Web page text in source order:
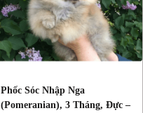
Phốc Sóc Nhập Nga
(Pomeranian), 3 Tháng, Đực –